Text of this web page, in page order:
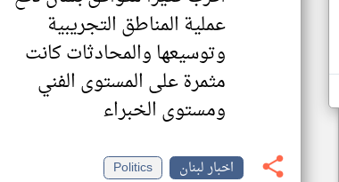
عملية المناطق التجريبية
وتوسيعها والمحادثات كانت
مثمرة على المستوى الفني
ومستوى الخبراء
اخبار لبنان
Politics